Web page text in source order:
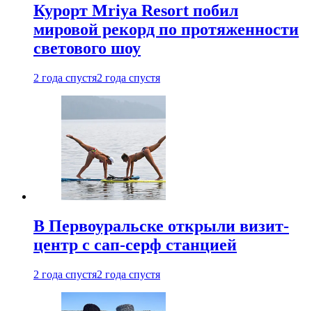
Курорт Mriya Resort побил
мировой рекорд по протяженности
светового шоу
2 года спустя2 года спустя
В Первоуральске открыли визит-
центр с сап-серф станцией
2 года спустя2 года спустя